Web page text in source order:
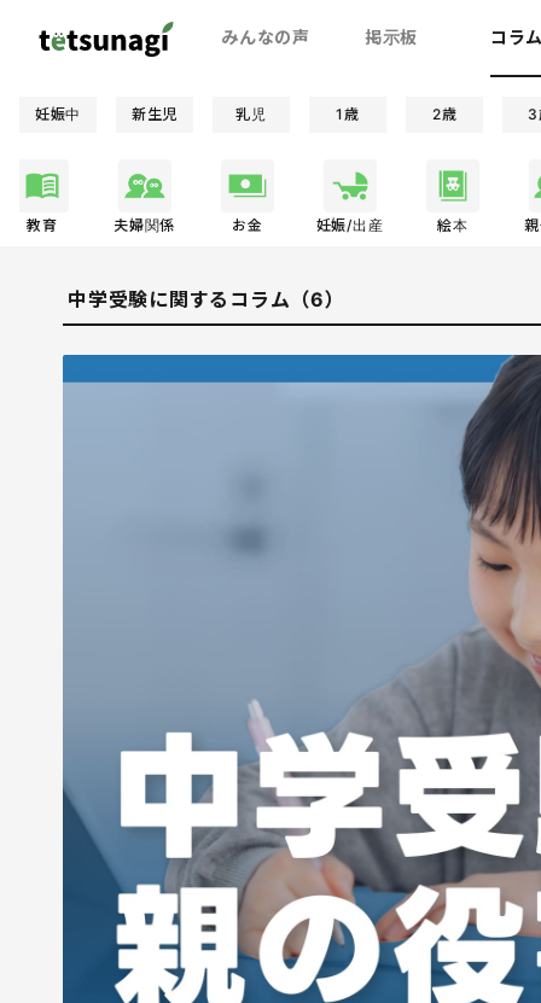
みんなの声 掲示板 コラ
妊娠中 新生児 乳児 1歳 2歳 3
教育 夫婦関係 お金 妊娠/出産 絵本
中学受験に関するコラム（6）